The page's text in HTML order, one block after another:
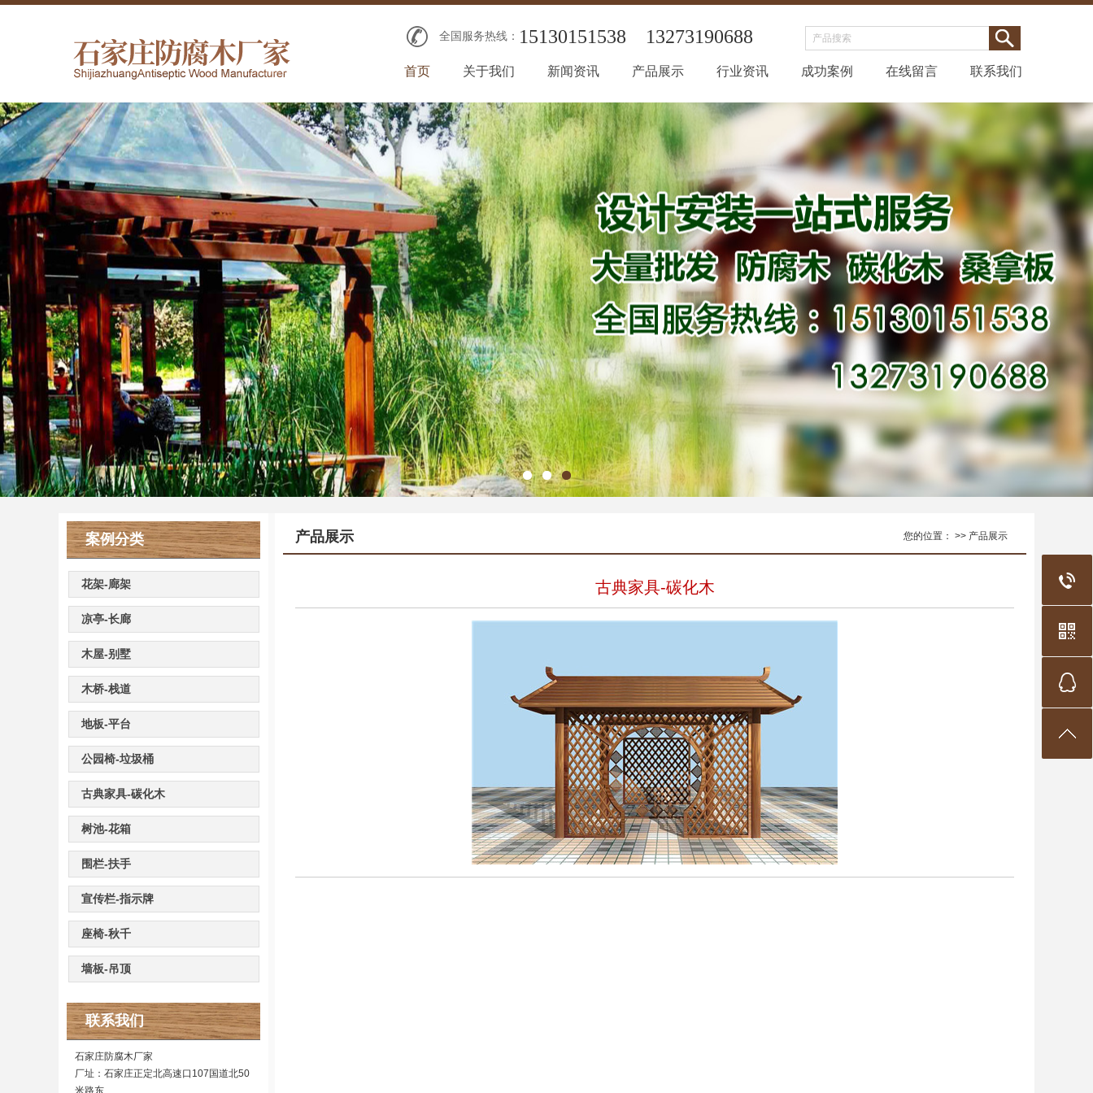
全国服务热线： 15130151538 13273190688
首页 关于我们 新闻资讯 产品展示 行业资讯 成功案例 在线留言 联系我们
案例分类
花架-廊架
凉亭-长廊
木屋-别墅
木桥-栈道
地板-平台
公园椅-垃圾桶
古典家具-碳化木
树池-花箱
围栏-扶手
宣传栏-指示牌
座椅-秋千
墙板-吊顶
联系我们
石家庄防腐木厂家
厂址：石家庄正定北高速口107国道北50
米路东
产品展示 您的位置： >> 产品展示
古典家具-碳化木